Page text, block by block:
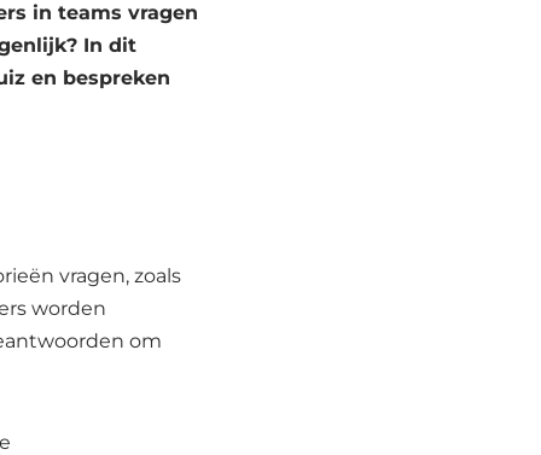
in teams vragen
In dit
en bespreken
vragen, zoals
worden
om